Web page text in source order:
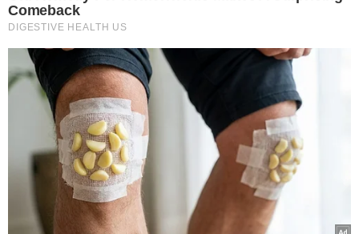
TÓPICOS
BÁRBARA DO FIRMINO ANIVERSÁRIO
FRANZÉ SILVA
MÉRITO LEGISLATIVO RAFAEL FONTELES
VER COMENTÁRIOS